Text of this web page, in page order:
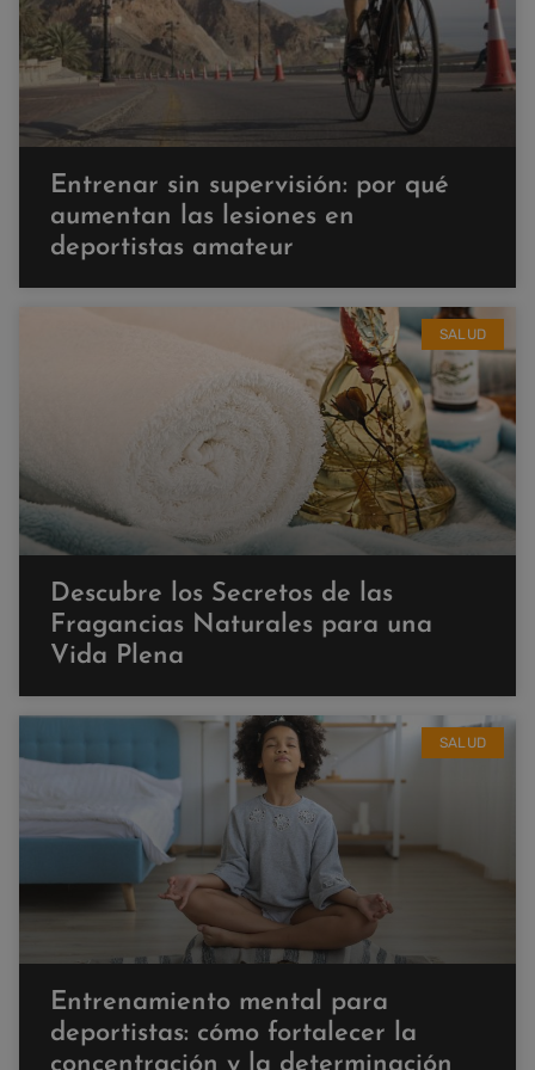
Entrenar sin supervisión: por qué
aumentan las lesiones en
deportistas amateur
SALUD
Descubre los Secretos de las
Fragancias Naturales para una
Vida Plena
SALUD
Entrenamiento mental para
deportistas: cómo fortalecer la